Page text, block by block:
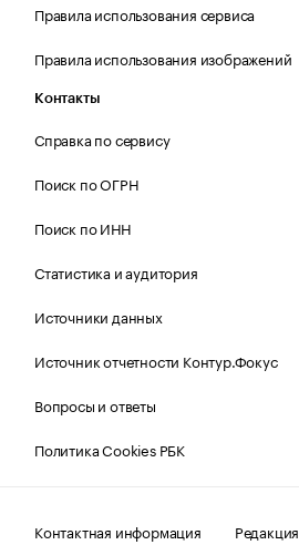
Правила использования сервиса
Правила использования изображений
Контакты
Справка по сервису
Поиск по ОГРН
Поиск по ИНН
Статистика и аудитория
Источники данных
Источник отчетности Контур.Фокус
Вопросы и ответы
Политика Cookies РБК
Контактная информация Редакция